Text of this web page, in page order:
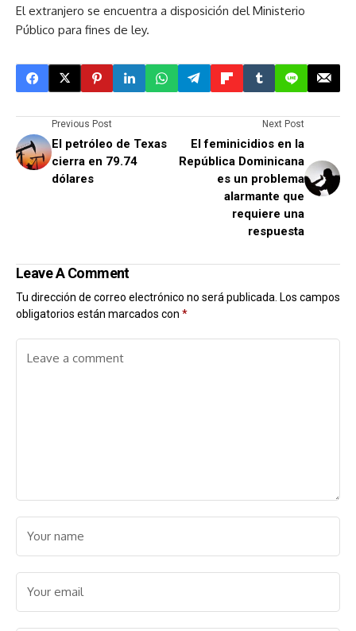
El extranjero se encuentra a disposición del Ministerio
Público para fines de ley.
Previous Post
El petróleo de Texas
cierra en 79.74
dólares
Next Post
El feminicidios en la
República Dominicana
es un problema
alarmante que
requiere una
respuesta
Leave A Comment
Tu dirección de correo electrónico no será publicada. Los campos
obligatorios están marcados con *